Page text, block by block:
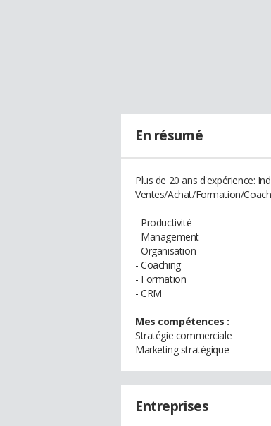
En résumé
Plus de 20 ans d'expérience:
Ventes/Achat/Formation/
- Productivité
- Management
- Organisation
- Coaching
- Formation
- CRM
Mes compétences :
Stratégie commerciale
Marketing stratégique
Entreprises